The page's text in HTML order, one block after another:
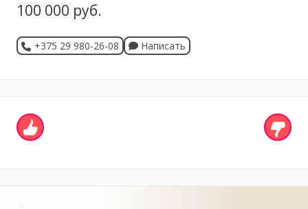
100 000 руб.
+375 29 980-26-08 Написать